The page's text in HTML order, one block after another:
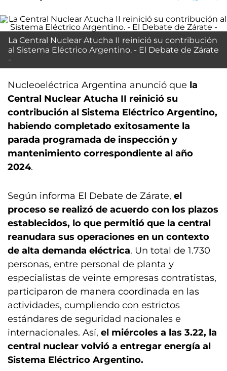
La Central Nuclear Atucha II reinició su contribución
al Sistema Eléctrico Argentino. - El Debate de Zárate
-
Nucleoeléctrica Argentina anunció que la
Central Nuclear Atucha II reinició su
contribución al Sistema Eléctrico Argentino,
habiendo completado exitosamente la
parada programada de inspección y
mantenimiento correspondiente al año
2024.
Según informa El Debate de Zárate, el
proceso se realizó de acuerdo con los plazos
establecidos, lo que permitió que la central
reanudara sus operaciones en un contexto
de alta demanda eléctrica. Un total de 1.730
personas, entre personal de planta y
especialistas de veinte empresas contratistas,
participaron de manera coordinada en las
actividades, cumpliendo con estrictos
estándares de seguridad nacionales e
internacionales. Así, el miércoles a las 3.22, la
central nuclear volvió a entregar energía al
Sistema Eléctrico Argentino.